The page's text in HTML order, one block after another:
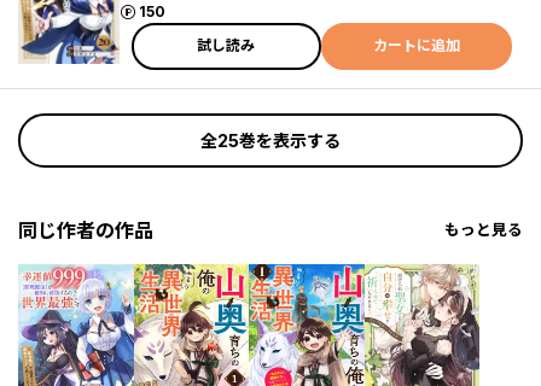
150
ポイント
試し読み
カートに追加
全25巻を表示する
同じ作者の作品 もっと見る